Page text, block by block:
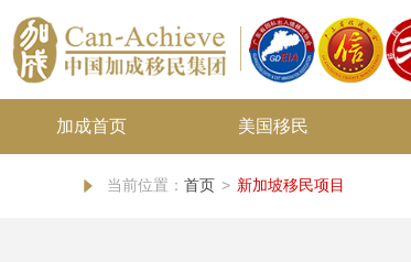
加成首页 美国移民
当前位置： 首页 > 新加坡移民项目